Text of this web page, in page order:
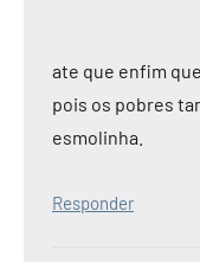
ate que enfim
pois os pobres
esmolinha.
Responder